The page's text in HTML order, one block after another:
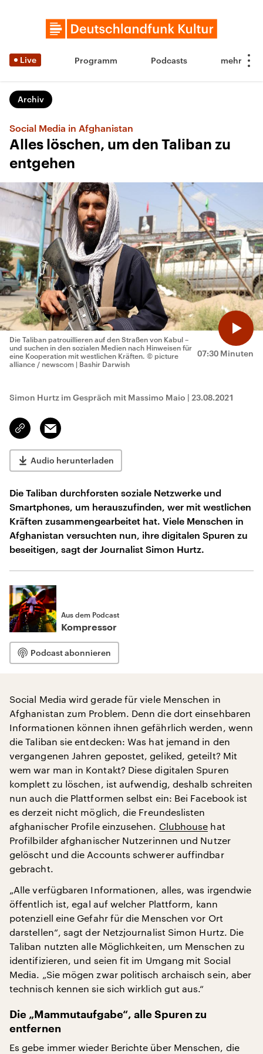
Live Programm Podcasts
Archiv
Social Media in Afghanistan
Alles löschen, um den Taliban zu
entgehen
07:30 Minuten
Die Taliban patrouillieren auf den Straßen von Kabul –
und suchen in den sozialen Medien nach Hinweisen für
eine Kooperation mit westlichen Kräften. © picture
alliance / newscom | Bashir Darwish
Simon Hurtz im Gespräch mit Massimo Maio | 23.08.2021
Link
kopieren/teilen
Email
Audio herunterladen
Die Taliban durchforsten soziale Netzwerke und
Smartphones, um herauszufinden, wer mit westlichen
Kräften zusammengearbeitet hat. Viele Menschen in
Afghanistan versuchten nun, ihre digitalen Spuren zu
beseitigen, sagt der Journalist Simon Hurtz.
Aus dem Podcast
Kompressor
Podcast abonnieren
Social Media wird gerade für viele Menschen in
Afghanistan zum Problem. Denn die dort einsehbaren
Informationen können ihnen gefährlich werden, wenn
die Taliban sie entdecken: Was hat jemand in den
vergangenen Jahren gepostet, geliked, geteilt? Mit
wem war man in Kontakt? Diese digitalen Spuren
komplett zu löschen, ist aufwendig, deshalb schreiten
nun auch die Plattformen selbst ein: Bei Facebook ist
es derzeit nicht möglich, die Freundeslisten
afghanischer Profile einzusehen. Clubhouse hat
Profilbilder afghanischer Nutzerinnen und Nutzer
gelöscht und die Accounts schwerer auffindbar
gebracht.
„Alle verfügbaren Informationen, alles, was irgendwie
öffentlich ist, egal auf welcher Plattform, kann
potenziell eine Gefahr für die Menschen vor Ort
darstellen“, sagt der Netzjournalist Simon Hurtz. Die
Taliban nutzten alle Möglichkeiten, um Menschen zu
identifizieren, und seien fit im Umgang mit Social
Media. „Sie mögen zwar politisch archaisch sein, aber
technisch kennen sie sich wirklich gut aus.“
Die „Mammutaufgabe“, alle Spuren zu
entfernen
Es gebe immer wieder Berichte über Menschen, die